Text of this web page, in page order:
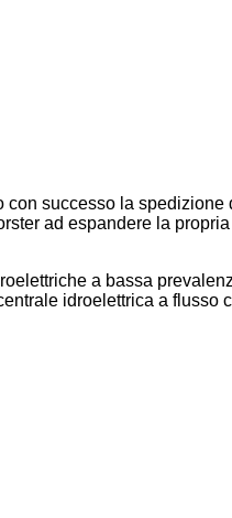
con successo la spedizione
ad espandere la propria
a bassa
idroelettrica a flusso